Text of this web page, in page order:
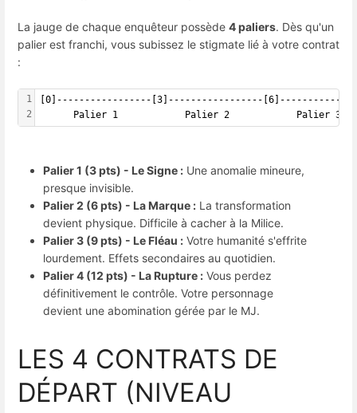
La jauge de chaque enquêteur possède 4 paliers. Dès qu'un
palier est franchi, vous subissez le stigmate lié à votre contrat
:
1
2
[0]-----------------[3]-----------------
Palier 1            Palier 2            Palier 3
Palier 1 (3 pts) - Le Signe : Une anomalie mineure,
presque invisible.
Palier 2 (6 pts) - La Marque : La transformation
devient physique. Difficile à cacher à la Milice.
Palier 3 (9 pts) - Le Fléau : Votre humanité s'effrite
lourdement. Effets secondaires au quotidien.
Palier 4 (12 pts) - La Rupture : Vous perdez
définitivement le contrôle. Votre personnage
devient une abomination gérée par le MJ.
LES 4 CONTRATS DE
DÉPART (NIVEAU